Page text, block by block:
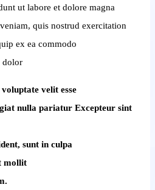
ut labore et dolore magna
quis nostrud exercitation
ex ea commodo
dolor
velit esse
nulla pariatur Excepteur sint
sunt in culpa
mollit